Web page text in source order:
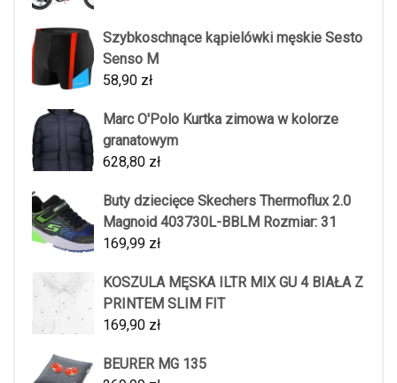
Szybkoschnące kąpielówki męskie Sesto
Senso M
58,90 zł
Marc O'Polo Kurtka zimowa w kolorze
granatowym
628,80 zł
Buty dziecięce Skechers Thermoflux 2.0
Magnoid 403730L-BBLM Rozmiar: 31
169,99 zł
KOSZULA MĘSKA ILTR MIX GU 4 BIAŁA Z
PRINTEM SLIM FIT
169,90 zł
BEURER MG 135